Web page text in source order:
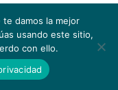
Incrementa
pagos con
te damos la mejor
usando este sitio,
con ello.